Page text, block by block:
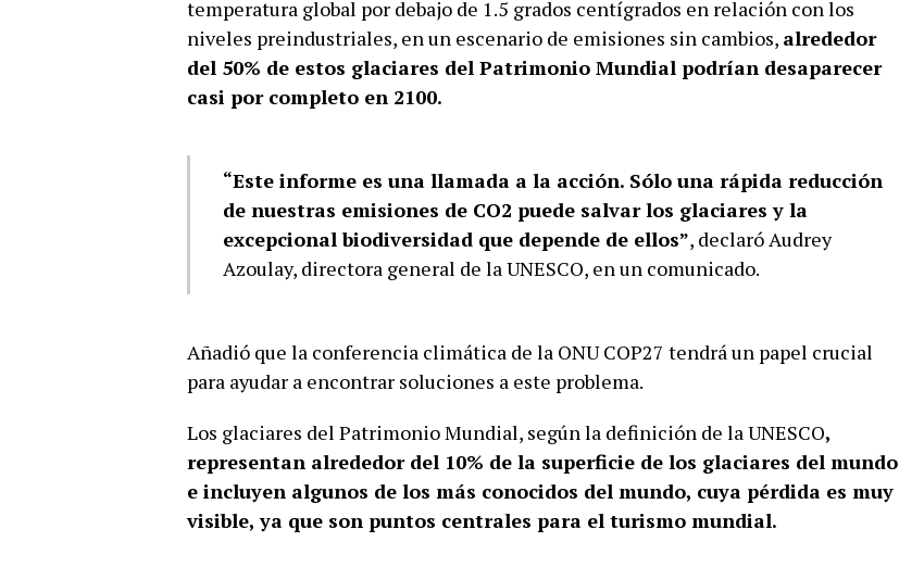
temperatura global por debajo de 1.5 grados centígrados en relación con los
niveles preindustriales, en un escenario de emisiones sin cambios, alrededor
del 50% de estos glaciares del Patrimonio Mundial podrían desaparecer
casi por completo en 2100.
“Este informe es una llamada a la acción. Sólo una rápida reducción
de nuestras emisiones de CO2 puede salvar los glaciares y la
excepcional biodiversidad que depende de ellos”, declaró Audrey
Azoulay, directora general de la UNESCO, en un comunicado.
Añadió que la conferencia climática de la ONU COP27 tendrá un papel crucial
para ayudar a encontrar soluciones a este problema.
Los glaciares del Patrimonio Mundial, según la definición de la UNESCO,
representan alrededor del 10% de la superficie de los glaciares del mundo
e incluyen algunos de los más conocidos del mundo, cuya pérdida es muy
visible, ya que son puntos centrales para el turismo mundial.